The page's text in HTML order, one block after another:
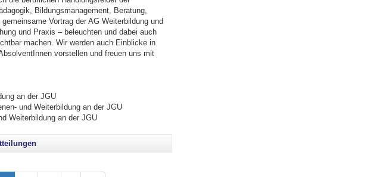
Bildungsmanagement, Beratung,
Vortrag der AG Weiterbildung und
und Praxis – beleuchten und dabei auch
machen. Wir werden auch Einblicke in
vorstellen und freuen uns mit
an der JGU
und Weiterbildung an der JGU
Weiterbildung an der JGU